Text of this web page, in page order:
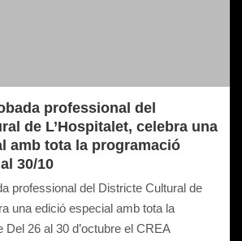
professional del
de L’Hospitalet, celebra una
amb tota la programació
30/10
professional del Districte Cultural de
una edició especial amb tota la
Del 26 al 30 d’octubre el CREA